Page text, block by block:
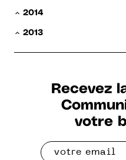
2014
2013
Recevez
votre